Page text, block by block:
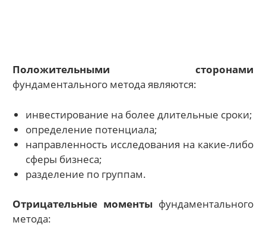
Положительными сторонами
фундаментального метода являются:
инвестирование на более длительные сроки;
определение потенциала;
направленность исследования на какие-либо
сферы бизнеса;
разделение по группам.
Отрицательные моменты фундаментального
метода: